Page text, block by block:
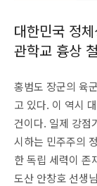
대한민국 정
관학교 흉상
홍범도 장군의 육
고 있다. 이 역시
건이다. 일제 강점
시하는 민주주의
한 독립 세력이 존
도산 안창호 선생